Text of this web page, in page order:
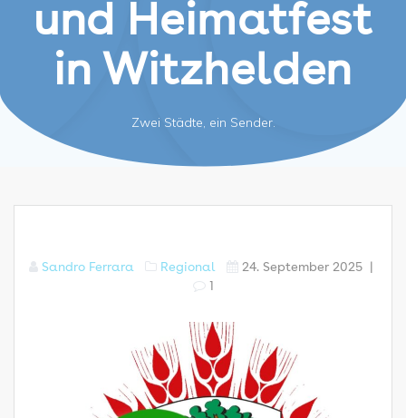
und Heimatfest
in Witzhelden
Zwei Städte, ein Sender.
Sandro Ferrara Regional 24. September 2025
1